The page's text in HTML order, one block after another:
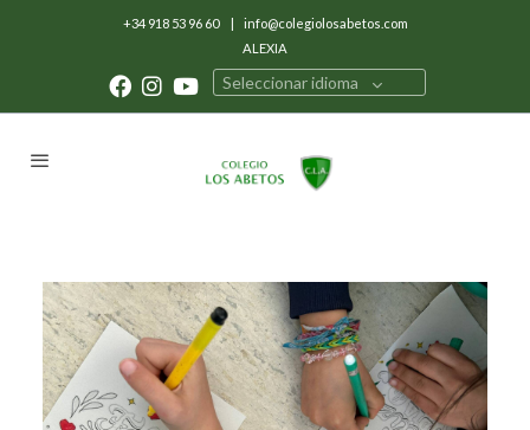
+34 918 53 96 60 |
info@colegiolosabetos.com
ALEXIA
Seleccionar idioma